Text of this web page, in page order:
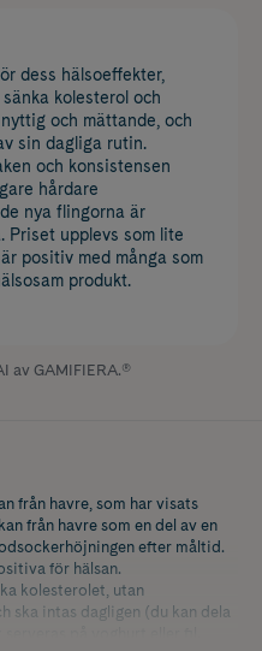
dess hälsoeffekter,
kolesterol och
och mättande, och
sin dagliga rutin.
och konsistensen
hårdare
nya flingorna är
Priset upplevs som lite
positiv med många som
produkt.
av GAMIFIERA.®
från havre, som har visats
från havre som en del av en
efter måltid.
för hälsan.
kolesterolet, utan
ska intas dagligen (du kan dela